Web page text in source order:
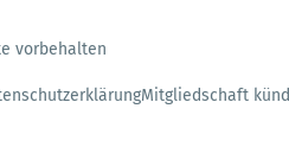
vorbehalten
Mitgliedschaft